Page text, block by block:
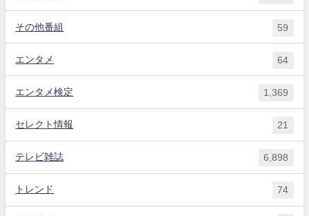
その他番組 59
エンタメ 64
エンタメ検定 1,369
セレクト情報 21
テレビ雑誌 6,898
トレンド 74